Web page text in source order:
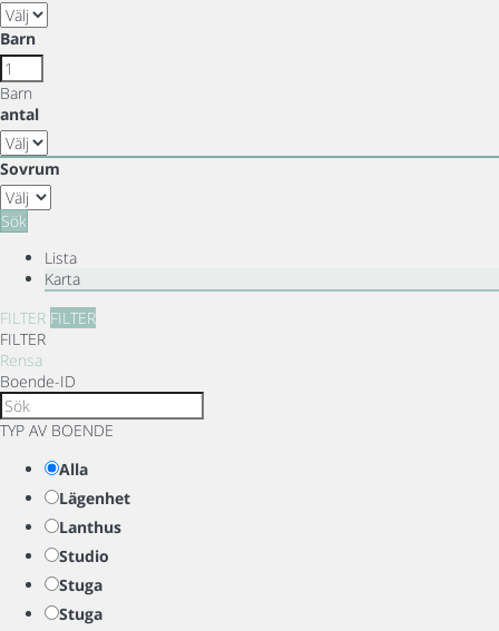
Barn
Barn
antal
Sovrum
Sök
Lista
Karta
FILTER FILTER
FILTER
Rensa
Boende-ID
TYP AV BOENDE
Alla
Lägenhet
Lanthus
Studio
Stuga
Stuga